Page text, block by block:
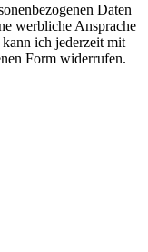
Daten
werbliche Ansprache
ich jederzeit mit
Form widerrufen.